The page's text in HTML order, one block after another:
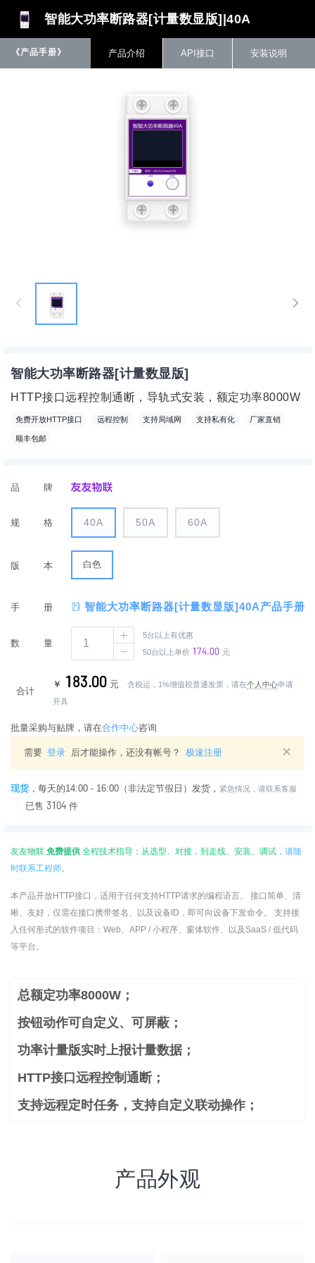
产品：智能大功率断路器[计量数显版]
智能大功率断路器[计量数显版]
HTTP接口远程控制通断，导轨式安装，额定功率8000W
免费开放HTTP接口 远程控制 支持局域网 支持私有化 厂家直销
顺丰包邮
品牌
规格 40A 50A 60A
版本 白色
手册 智能大功率断路器[计量数显版]40A产品手册
数量
5台以上有优惠
50台以上单价 174.00 元
合计
183.00 元 含税运，1%增值税普通发票，请在个人中心申请
开具
批量采购与贴牌，请在合作中心咨询
×
需要 登录 后才能操作，还没有帐号？ 极速注册
现货 ， 每天的14:00 - 16:00（非法定节假日）发货， 紧急情况，请联系客服
已售 3104 件
友友物联 免费提供 全程技术指导：从选型、对接，到走线、安装、调试， 请随
时联系工程师。
本产品开放HTTP接口，适用于任何支持HTTP请求的编程语言。 接口简单、清
晰、友好，仅需在接口携带签名、以及设备ID，即可向设备下发命令。 支持接
入任何形式的软件项目：Web、APP / 小程序、窗体软件、以及SaaS / 低代码
等平台。
智能大功率断路器[计量数显版]|40A
《产品手册》 产品介绍 API接口 安装说明
总额定功率8000W；
按钮动作可自定义、可屏蔽；
功率计量版实时上报计量数据；
HTTP接口远程控制通断；
支持远程定时任务，支持自定义联动操作；
产品外观